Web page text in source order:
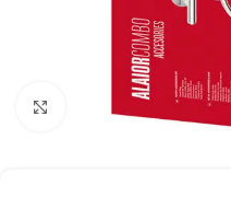
Click para agrandar